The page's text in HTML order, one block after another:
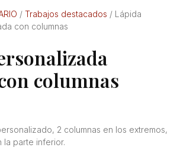
/ Trabajos destacados / Lápida
con columnas
columnas
2 columnas en los extremos,
parte inferior.